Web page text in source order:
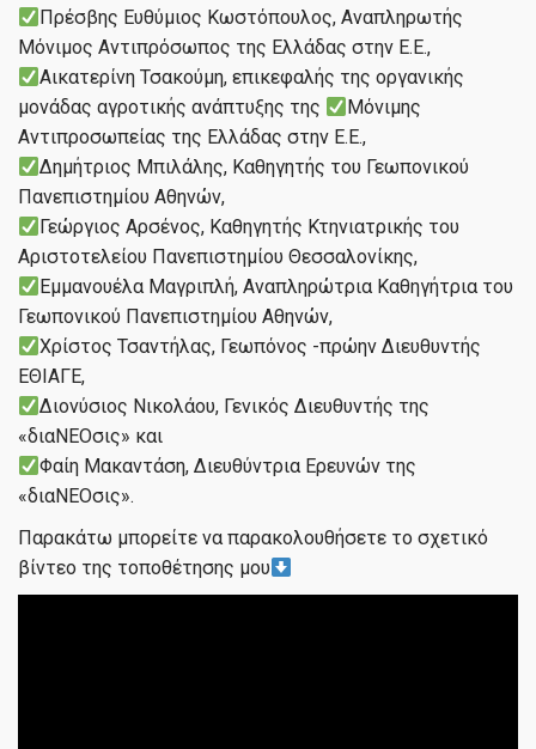
Πρέσβης Ευθύμιος Κωστόπουλος, Αναπληρωτής
Μόνιμος Αντιπρόσωπος της Ελλάδας στην Ε.Ε.,
Αικατερίνη Τσακούμη, επικεφαλής της οργανικής
μονάδας αγροτικής ανάπτυξης της
Μόνιμης
Αντιπροσωπείας της Ελλάδας στην Ε.Ε.,
Δημήτριος Μπιλάλης, Καθηγητής του Γεωπονικού
Πανεπιστημίου Αθηνών,
Γεώργιος Αρσένος, Καθηγητής Κτηνιατρικής του
Αριστοτελείου Πανεπιστημίου Θεσσαλονίκης,
Εμμανουέλα Μαγριπλή, Αναπληρώτρια Καθηγήτρια του
Γεωπονικού Πανεπιστημίου Αθηνών,
Χρίστος Τσαντήλας, Γεωπόνος -πρώην Διευθυντής
ΕΘΙΑΓΕ,
Διονύσιος Νικολάου, Γενικός Διευθυντής της
«διαΝΕΟσις» και
Φαίη Μακαντάση, Διευθύντρια Ερευνών της
«διαΝΕΟσις».
Παρακάτω μπορείτε να παρακολουθήσετε το σχετικό
βίντεο της τοποθέτησης μου